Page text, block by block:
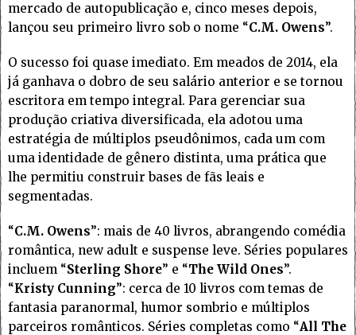
mercado de autopublicação e, cinco meses depois,
lançou seu primeiro livro sob o nome “C.M. Owens”.
O sucesso foi quase imediato. Em meados de 2014, ela
já ganhava o dobro de seu salário anterior e se tornou
escritora em tempo integral. Para gerenciar sua
produção criativa diversificada, ela adotou uma
estratégia de múltiplos pseudônimos, cada um com
uma identidade de gênero distinta, uma prática que
lhe permitiu construir bases de fãs leais e
segmentadas.
“C.M. Owens”: mais de 40 livros, abrangendo comédia
romântica, new adult e suspense leve. Séries populares
incluem “Sterling Shore” e “The Wild Ones”.
“Kristy Cunning”: cerca de 10 livros com temas de
fantasia paranormal, humor sombrio e múltiplos
parceiros românticos. Séries completas como “All The